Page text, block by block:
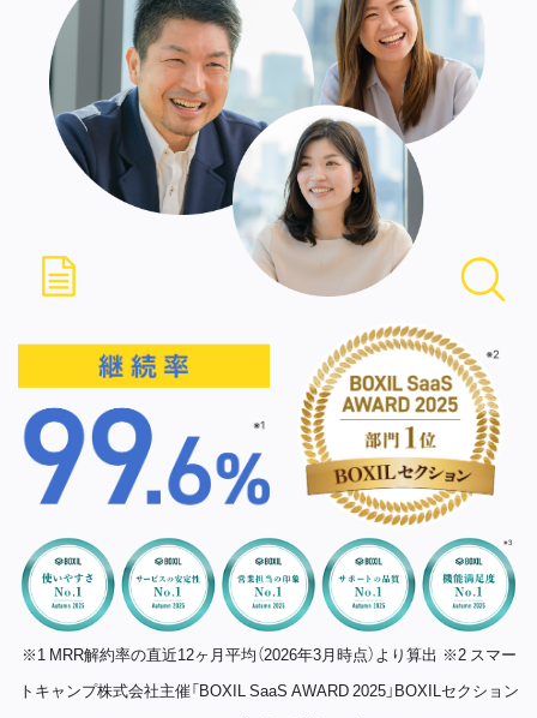
※1 MRR解約率の直近12ヶ月平均（2026年3月時点）より算出 ※2 スマー
トキャンプ株式会社主催「BOXIL SaaS AWARD 2025」BOXILセクション